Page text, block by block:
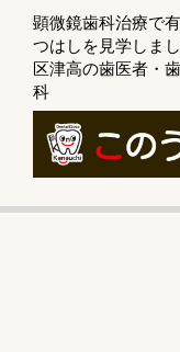
顕微鏡歯科治療で
つはしを見学しま
区津高の歯医者・
科